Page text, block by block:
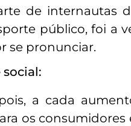
de internautas
público, foi a
se pronunciar.
a cada
os